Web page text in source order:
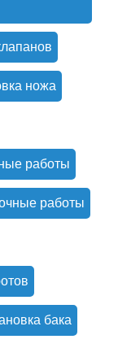
ножа
работы
работы
бака